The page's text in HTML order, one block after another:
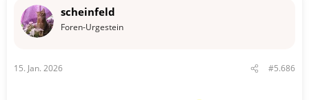
scheinfeld
Foren-Urgestein
15. Jan. 2026 #5.686